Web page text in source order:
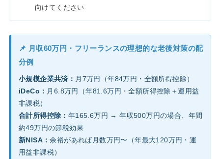
向けてください
📌 月収60万円・フリーランスの理想的な老後対策の配
分例
小規模企業共済： 月7万円（年84万円・全額所得控除）
iDeCo： 月6.8万円（年81.6万円・全額所得控除＋運用益
非課税）
合計所得控除： 年165.6万円 → 年収500万円の場合、年間
約49万円の節税効果
新NISA：余裕があれば月数万円〜（年最大120万円・運
用益非課税）